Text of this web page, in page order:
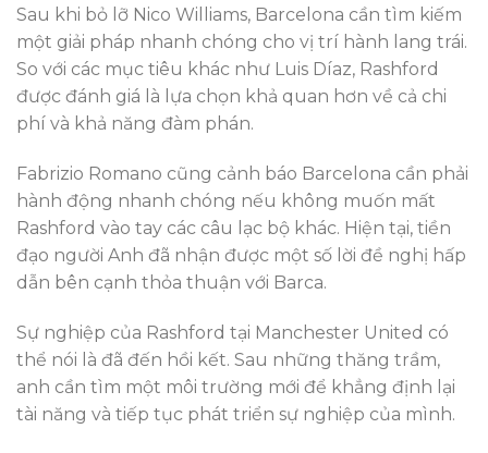
Sau khi bỏ lỡ Nico Williams, Barcelona cần tìm kiếm
một giải pháp nhanh chóng cho vị trí hành lang trái.
So với các mục tiêu khác như Luis Díaz, Rashford
được đánh giá là lựa chọn khả quan hơn về cả chi
phí và khả năng đàm phán.
Fabrizio Romano cũng cảnh báo Barcelona cần phải
hành động nhanh chóng nếu không muốn mất
Rashford vào tay các câu lạc bộ khác. Hiện tại, tiền
đạo người Anh đã nhận được một số lời đề nghị hấp
dẫn bên cạnh thỏa thuận với Barca.
Sự nghiệp của Rashford tại Manchester United có
thể nói là đã đến hồi kết. Sau những thăng trầm,
anh cần tìm một môi trường mới để khẳng định lại
tài năng và tiếp tục phát triển sự nghiệp của mình.